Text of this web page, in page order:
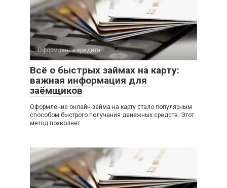
Оформление кредита
Всё о быстрых займах на карту:
важная информация для
заёмщиков
Оформление онлайн-займа на карту стало популярным
способом быстрого получения денежных средств. Этот
метод позволяет